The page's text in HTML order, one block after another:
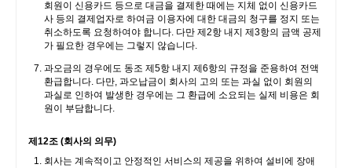
회원이 신용카드 등으로 대금을 결제한 때에는 지체 없이 신용카드
사 등의 결제업자로 하여금 이용자에 대한 대금의 청구를 정지 또는
취소하도록 요청하여야 합니다. 다만 제2항 내지 제3항의 금액 공제
가 필요한 경우에는 그렇지 않습니다.
과오금의 경우에도 동조 제5항 내지 제6항의 규정을 준용하여 전액
환급합니다. 다만, 과오납금이 회사의 고의 또는 과실 없이 회원의
과실로 인하여 발생한 경우에는 그 환급에 소요되는 실제 비용은 회
원이 부담합니다.
제12조 (회사의 의무)
회사는 계속적이고 안정적인 서비스의 제공을 위하여 설비에 장애